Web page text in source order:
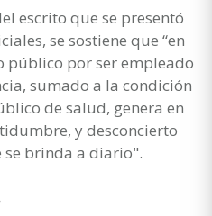
escrito que se presentó
se sostiene que “en
público por ser empleado
sumado a la condición
de salud, genera en
y desconcierto
brinda a diario".